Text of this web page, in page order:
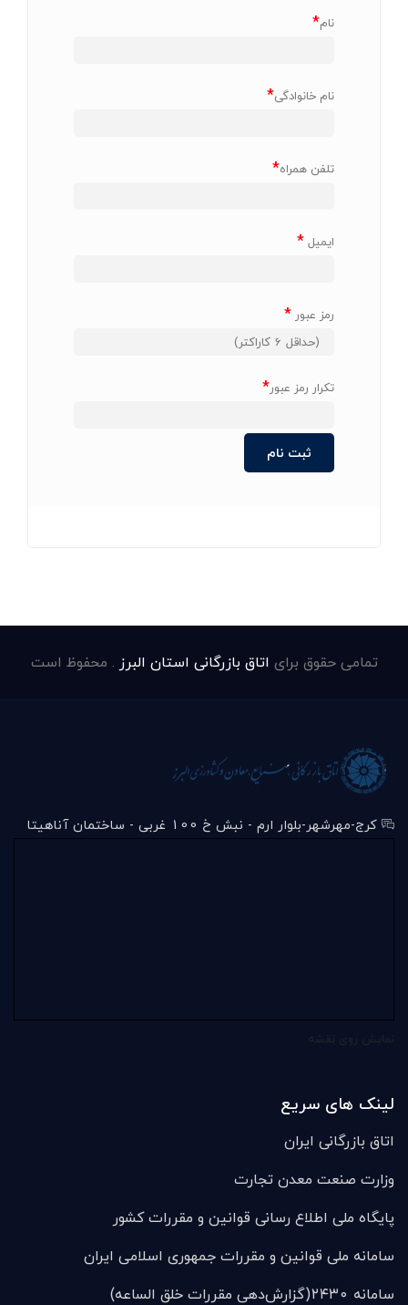
نام*
نام خانوادگی*
تلفن همراه*
ایمیل*
رمز عبور *
تکرار رمز عبور*
تمامی حقوق برای اتاق بازرگانی استان البرز . محفوظ است
کرج-مهرشهر-بلوار ارم - نبش خ 100 غربی - ساختمان آناهیتا
لینک های سریع
اتاق بازرگانی ایران
وزارت صنعت معدن تجارت
پایگاه ملی اطلاع رسانی قوانین و مقررات کشور
سامانه ملی قوانين و مقررات جمهوری اسلامی ایران
سامانه ۲۴۳۰(گزارش‌دهی مقررات خلق الساعه)